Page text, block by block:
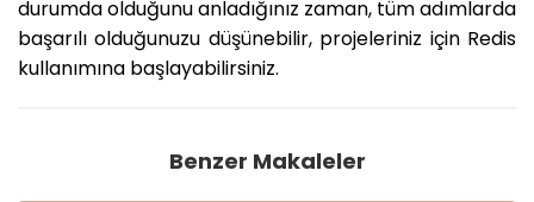
durumda olduğunu anladığınız zaman, tüm adımlarda
başarılı olduğunuzu düşünebilir, projeleriniz için Redis
kullanımına başlayabilirsiniz.
Benzer Makaleler